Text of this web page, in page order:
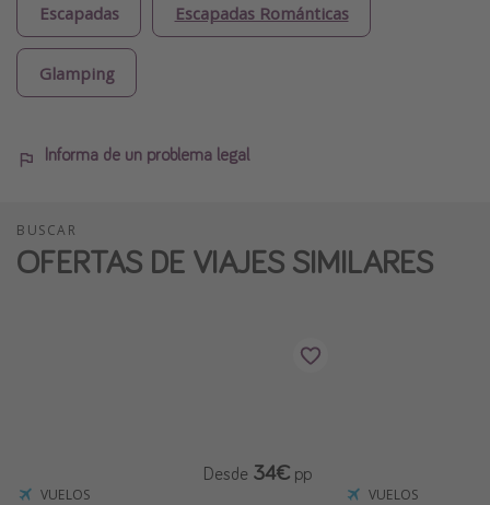
Escapadas Escapadas Románticas
Glamping
Informa de un problema legal
BUSCAR
OFERTAS DE VIAJES SIMILARES
VUELOS
Desde 34€ pp
VUELOS